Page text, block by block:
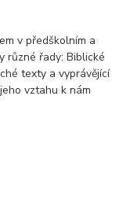
v předškolním a
různé řady: Biblické
texty a vyprávějící
vztahu k nám